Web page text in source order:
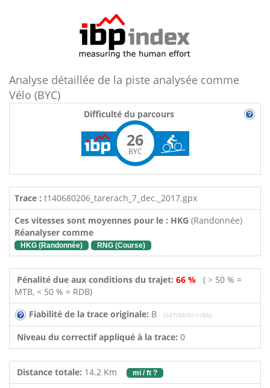
Analyse détaillée de la piste analysée comme
Vélo (BYC)
Difficulté du parcours
26
BYC
Trace : t140680206_tarerach_7_dec._2017.gpx
Ces vitesses sont moyennes pour le : HKG (Randonnée)
Réanalyser comme
HKG (Randonnée) RNG (Course)
Pénalité due aux conditions du trajet: 66 % ( > 50 % =
MTB, < 50 % = RDB)
Fiabilité de la trace originale: B (347/65/0/-/-/65)
Niveau du correctif appliqué à la trace: 0
Distance totale: 14.2 Km mi / ft ?